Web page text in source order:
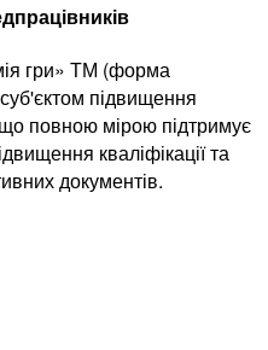
гри» ТМ (форма
підвищення
що повною мірою підтримує
кваліфікації та
документів.